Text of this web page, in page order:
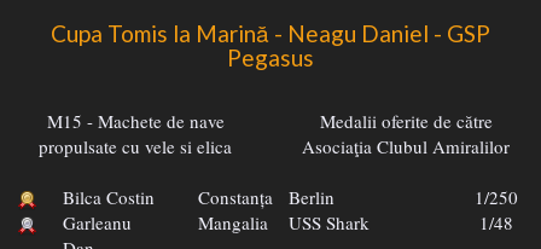
Cupa Tomis la Marină - Neagu Daniel - GSP
Pegasus
M15 - Machete de nave
propulsate cu vele si elica
Medalii oferite de către
Asociaţia Clubul Amiralilor
Bilca Costin Constanța Berlin
1/250
Garleanu
Mangalia USS Shark 1/48